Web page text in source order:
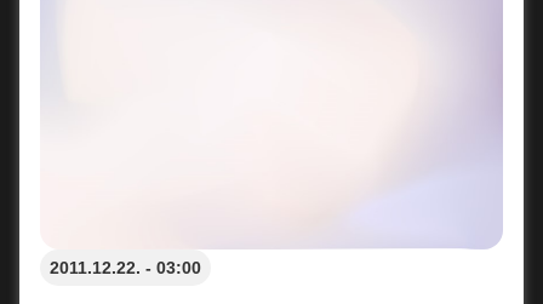
2011.12.22. - 03:00